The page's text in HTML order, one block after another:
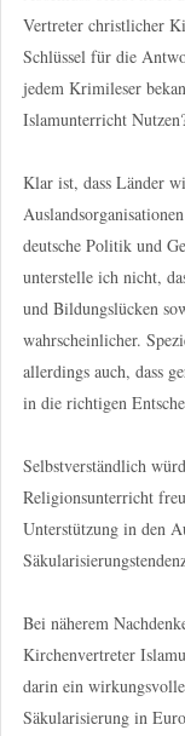
Vertreter christlicher
Schlüssel für die
jedem Krimileser
Islamunterricht
Klar ist, dass Länder
deutsche Politik und
unterstelle ich nicht,
und Bildungslücken
wahrscheinlicher.
allerdings auch, dass
in die richtigen
Selbstverständlich
Religionsunterricht
Unterstützung in den
Bei näherem
Kirchenvertreter
darin ein
Säkularisierung in